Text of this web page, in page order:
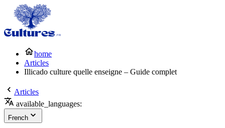
home
Articles
Illicado culture quelle enseigne – Guide complet
Articles
available_languages:
French